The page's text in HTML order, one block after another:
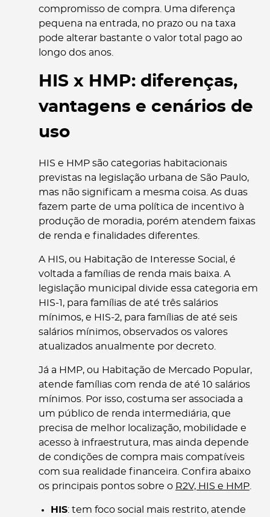
compromisso de compra. Uma diferença
pequena na entrada, no prazo ou na taxa
pode alterar bastante o valor total pago ao
longo dos anos.
HIS x HMP: diferenças,
vantagens e cenários de
uso
HIS e HMP são categorias habitacionais
previstas na legislação urbana de São Paulo,
mas não significam a mesma coisa. As duas
fazem parte de uma política de incentivo à
produção de moradia, porém atendem faixas
de renda e finalidades diferentes.
A HIS, ou Habitação de Interesse Social, é
voltada a famílias de renda mais baixa. A
legislação municipal divide essa categoria em
HIS-1, para famílias de até três salários
mínimos, e HIS-2, para famílias de até seis
salários mínimos, observados os valores
atualizados anualmente por decreto.
Já a HMP, ou Habitação de Mercado Popular,
atende famílias com renda de até 10 salários
mínimos. Por isso, costuma ser associada a
um público de renda intermediária, que
precisa de melhor localização, mobilidade e
acesso à infraestrutura, mas ainda depende
de condições de compra mais compatíveis
com sua realidade financeira. Confira abaixo
os principais pontos sobre o R2V, HIS e HMP
HIS: tem foco social mais restrito, atende